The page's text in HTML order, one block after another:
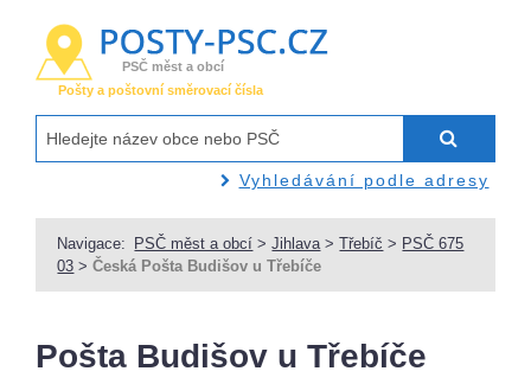
PSČ měst a obcí
Pošty a poštovní směrovací čísla
Vyhledávání podle adresy
Navigace: PSČ měst a obcí >Jihlava >Třebíč > PSČ 675
03 >Česká Pošta Budišov u Třebíče
Pošta Budišov u Třebíče